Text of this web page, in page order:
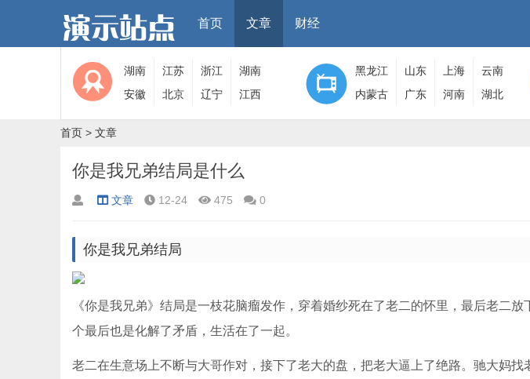
首页 文章 财经
湖南 江苏 浙江
湖南
安徽
北京 辽宁 江西
黑龙江 山东 上海
云南
内蒙古
广东 河南 湖北
首页 > 文章
你是我兄弟结局是什么
文章 12-24 475 0
你是我兄弟结局
《你是我兄弟》结局是一枝花脑瘤发作，穿着婚纱死在了老二的怀里，最后老二
个最后也是化解了矛盾，生活在了一起。
老二在生意场上不断与大哥作对，接下了老大的盘，把老大逼上了绝路。驰大妈